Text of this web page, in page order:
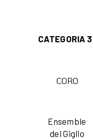
CATEGORIA
CORO
Ensemble
del Giglio